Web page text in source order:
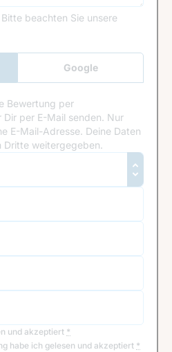
Bitte beachten Sie unsere
Google
Anmeldung
Bewertung per
per E-Mail senden. Nur
E-Mail-Adresse. Deine Daten
Dritte weitergegeben.
und akzeptiert *
habe ich gelesen und akzeptiert *